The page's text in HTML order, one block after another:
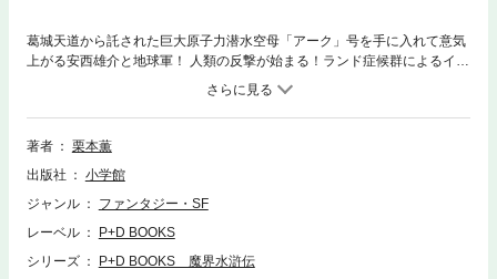
葛城天道から託された巨大原子力潜水空母「アーク」号を手に入れて意気
上がる安西雄介と地球軍！ 人類の反撃が始まる！ランド症候群によるイン
スマウス化が進む生島耕平。夏姫は北斗化学が開発するランド症候群の特
効薬「大江山ワクチン」を耕平に飲ませるため、みづちの若長・北斗多一
郎と手を結ぶ。しかし女王による〈翼の民〉への裏切りの代償は大きなも
のとなる。やがてすべての〈先住者〉が集う「会」が開かれる時がやって
神・安西雄介の姿もあったのだった！栗本薫が圧倒的な筆力で現代日本に
クトゥルー神話を甦らせた、超伝奇シリーズ第9弾！
著者
栗本薫
出版社
小学館
ジャンル
ファンタジー・SF
レーベル
P+D BOOKS
シリーズ
P+D BOOKS 魔界水滸伝